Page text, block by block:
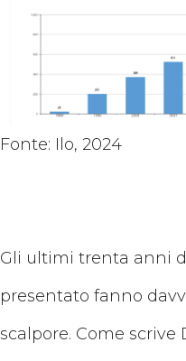
Fonte: Ilo, 2024
Gli ultimi trenta anni
presentato fanno
scalpore. Come scrive